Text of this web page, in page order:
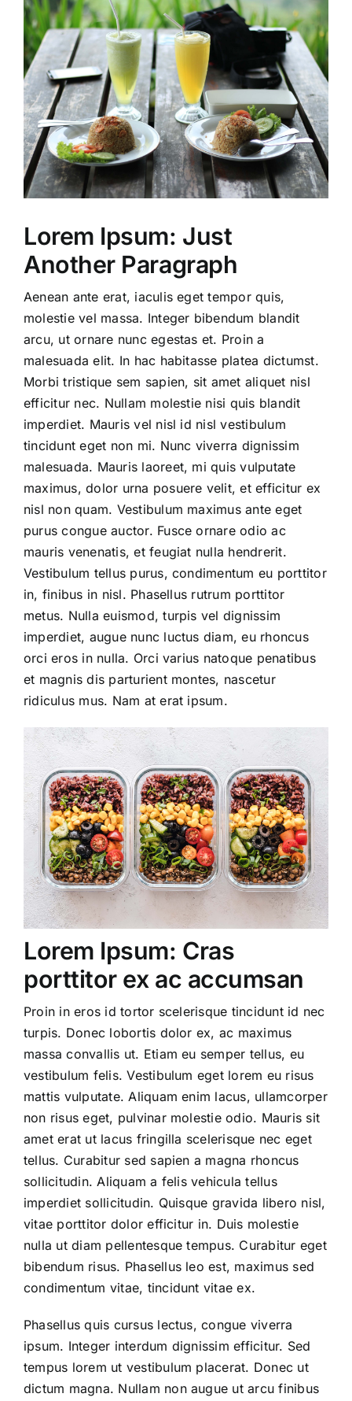
Lorem Ipsum: Just
Another Paragraph
Aenean ante erat, iaculis eget tempor quis,
molestie vel massa. Integer bibendum blandit
arcu, ut ornare nunc egestas et. Proin a
malesuada elit. In hac habitasse platea dictumst.
Morbi tristique sem sapien, sit amet aliquet nisl
efficitur nec. Nullam molestie nisi quis blandit
imperdiet. Mauris vel nisl id nisl vestibulum
tincidunt eget non mi. Nunc viverra dignissim
malesuada. Mauris laoreet, mi quis vulputate
maximus, dolor urna posuere velit, et efficitur ex
nisl non quam. Vestibulum maximus ante eget
purus congue auctor. Fusce ornare odio ac
mauris venenatis, et feugiat nulla hendrerit.
Vestibulum tellus purus, condimentum eu porttitor
in, finibus in nisl. Phasellus rutrum porttitor
metus. Nulla euismod, turpis vel dignissim
imperdiet, augue nunc luctus diam, eu rhoncus
orci eros in nulla. Orci varius natoque penatibus
et magnis dis parturient montes, nascetur
ridiculus mus. Nam at erat ipsum.
Lorem Ipsum: Cras
porttitor ex ac accumsan
Proin in eros id tortor scelerisque tincidunt id nec
turpis. Donec lobortis dolor ex, ac maximus
massa convallis ut. Etiam eu semper tellus, eu
vestibulum felis. Vestibulum eget lorem eu risus
mattis vulputate. Aliquam enim lacus, ullamcorper
non risus eget, pulvinar molestie odio. Mauris sit
amet erat ut lacus fringilla scelerisque nec eget
tellus. Curabitur sed sapien a magna rhoncus
sollicitudin. Aliquam a felis vehicula tellus
imperdiet sollicitudin. Quisque gravida libero nisl,
vitae porttitor dolor efficitur in. Duis molestie
nulla ut diam pellentesque tempus. Curabitur eget
bibendum risus. Phasellus leo est, maximus sed
condimentum vitae, tincidunt vitae ex.
Phasellus quis cursus lectus, congue viverra
ipsum. Integer interdum dignissim efficitur. Sed
tempus lorem ut vestibulum placerat. Donec ut
dictum magna. Nullam non augue ut arcu finibus